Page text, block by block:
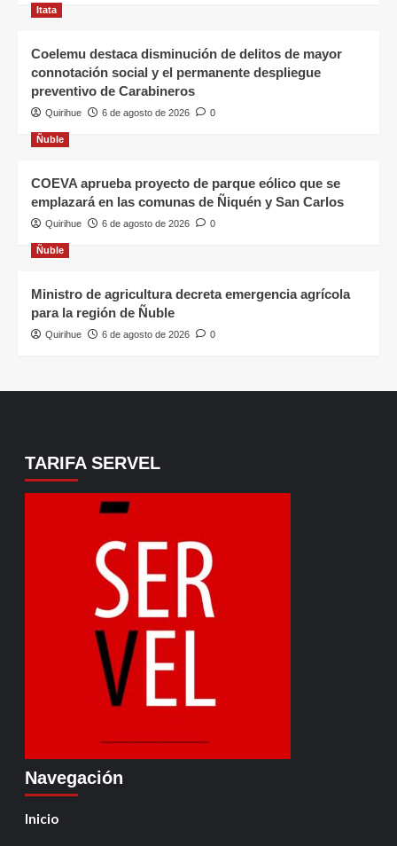
Itata
Coelemu destaca disminución de delitos de mayor
connotación social y el permanente despliegue
preventivo de Carabineros
Quirihue 6 de agosto de 2026 0
Ñuble
COEVA aprueba proyecto de parque eólico que se
emplazará en las comunas de Ñiquén y San Carlos
Quirihue 6 de agosto de 2026 0
Ñuble
Ministro de agricultura decreta emergencia agrícola
para la región de Ñuble
Quirihue 6 de agosto de 2026 0
TARIFA SERVEL
Navegación
Inicio